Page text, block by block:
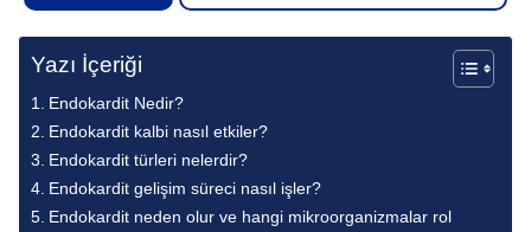
Yazı İçeriği
Endokardit Nedir?
Endokardit kalbi nasıl etkiler?
Endokardit türleri nelerdir?
Endokardit gelişim süreci nasıl işler?
Endokardit neden olur ve hangi mikroorganizmalar rol